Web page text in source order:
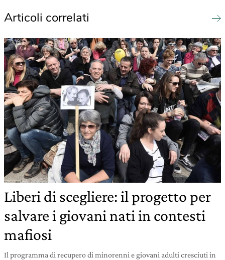
Articoli correlati
Liberi di scegliere: il progetto per
salvare i giovani nati in contesti
mafiosi
Il programma di recupero di minorenni e giovani adulti cresciuti in